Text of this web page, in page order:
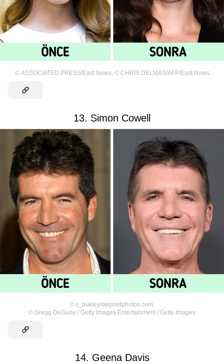
© ASSOCIATED PRESS/East News, © CHRIS DELMAS/AFP/East News
13. Simon Cowell
© s_bukley/depositphotos.com,
© Gregg DeGuire / Getty Images Entertainment / Getty Images
14. Geena Davis